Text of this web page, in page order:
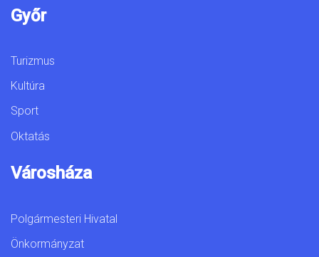
Győr
Turizmus
Kultúra
Sport
Oktatás
Városháza
Polgármesteri Hivatal
Önkormányzat